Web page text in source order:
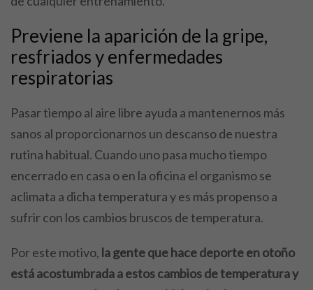
Previene la aparición de la gripe,
resfriados y enfermedades
respiratorias
Pasar tiempo al aire libre ayuda a mantenernos más
sanos al proporcionarnos un descanso de nuestra
rutina habitual. Cuando uno pasa mucho tiempo
encerrado en casa o en la oficina el organismo se
aclimata a dicha temperatura y es más propenso a
sufrir con los cambios bruscos de temperatura.
Por este motivo, la gente que hace deporte en otoño
está acostumbrada a estos cambios de temperatura y